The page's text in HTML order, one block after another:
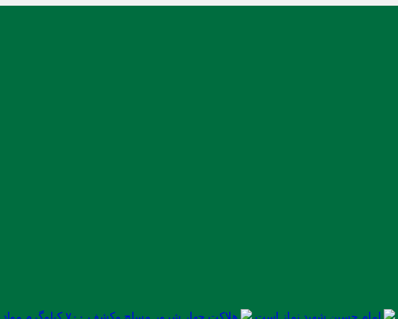
امام حسین شهید نماز است هلاکت چهار شرور مسلح وکشف ۷۰۰ کیلوگرم مواد مخدر